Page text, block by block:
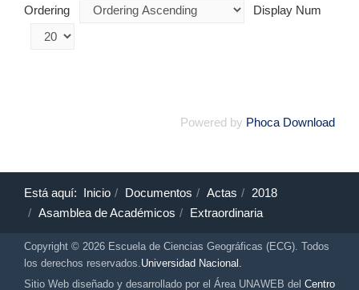
Ordering Display Num
Powered by Phoca Download
Está aquí: Inicio Documentos Actas
2018
Asamblea de Académicos
Extraordinaria
Copyright © 2026 Escuela de Ciencias Geográficas (ECG). Todos
los derechos reservados.Universidad Nacional.
Sitio Web diseñado y desarrollado por el Área UNAWEB del Centro